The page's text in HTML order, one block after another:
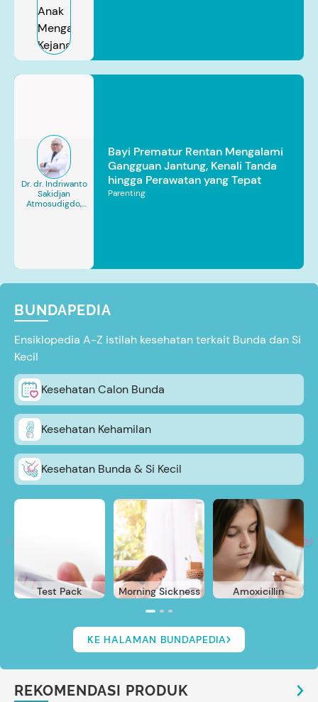
Dr. dr. Indriwanto
Sakidjan
Atmosudigdo,
Bayi Prematur Rentan Mengalami
Gangguan Jantung, Kenali Tanda
hingga Perawatan yang Tepat
Parenting
BUNDAPEDIA
Ensiklopedia A-Z istilah kesehatan terkait Bunda dan Si
Kecil
Kesehatan Calon Bunda
Kesehatan Kehamilan
Kesehatan Bunda & Si Kecil
Test Pack Morning Sickness Amoxicillin
KE HALAMAN BUNDAPEDIA
REKOMENDASI PRODUK